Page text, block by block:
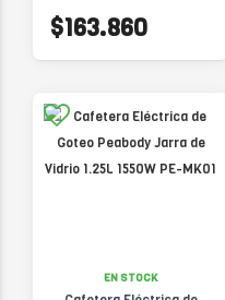
$163.860
EN STOCK